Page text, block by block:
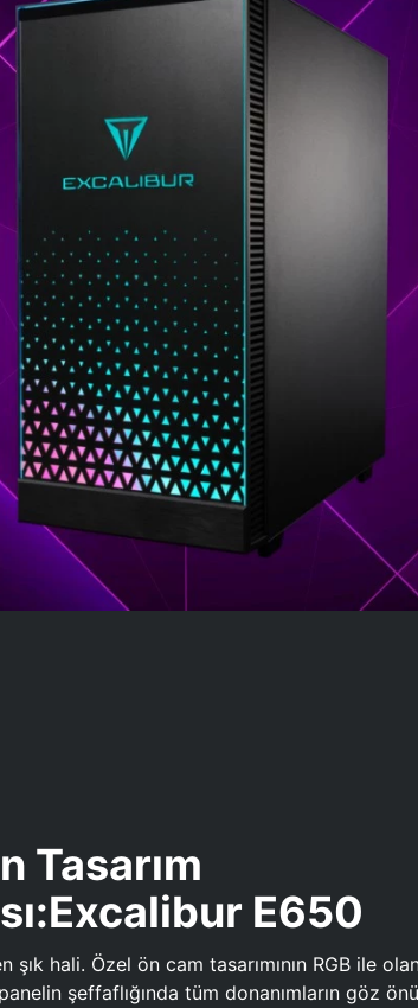
Tasarım
E650
şık hali. Özel ön cam tasarımının RGB ile
şeffaflığında tüm donanımların göz